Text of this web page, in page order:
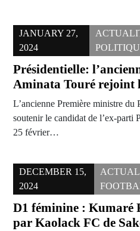
JANUARY 27,
2024
Présidentielle:
Aminata Touré rejoint
L’ancienne Première ministre du
soutenir le candidat de l’ex-parti
25 février…
DECEMBER 15,
2024
D1 féminine : Kumaré
par Kaolack FC de